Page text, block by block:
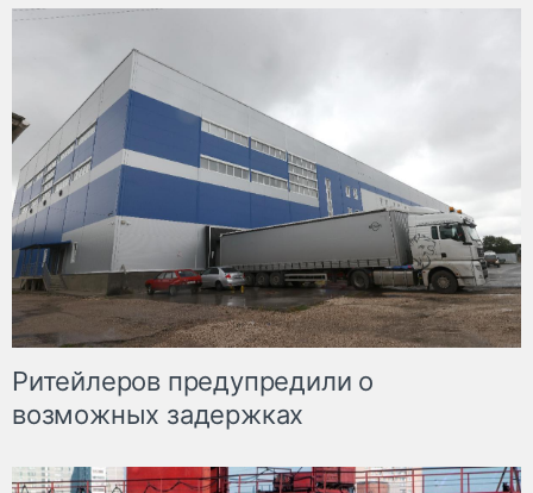
Ритейлеров предупредили о
возможных задержках